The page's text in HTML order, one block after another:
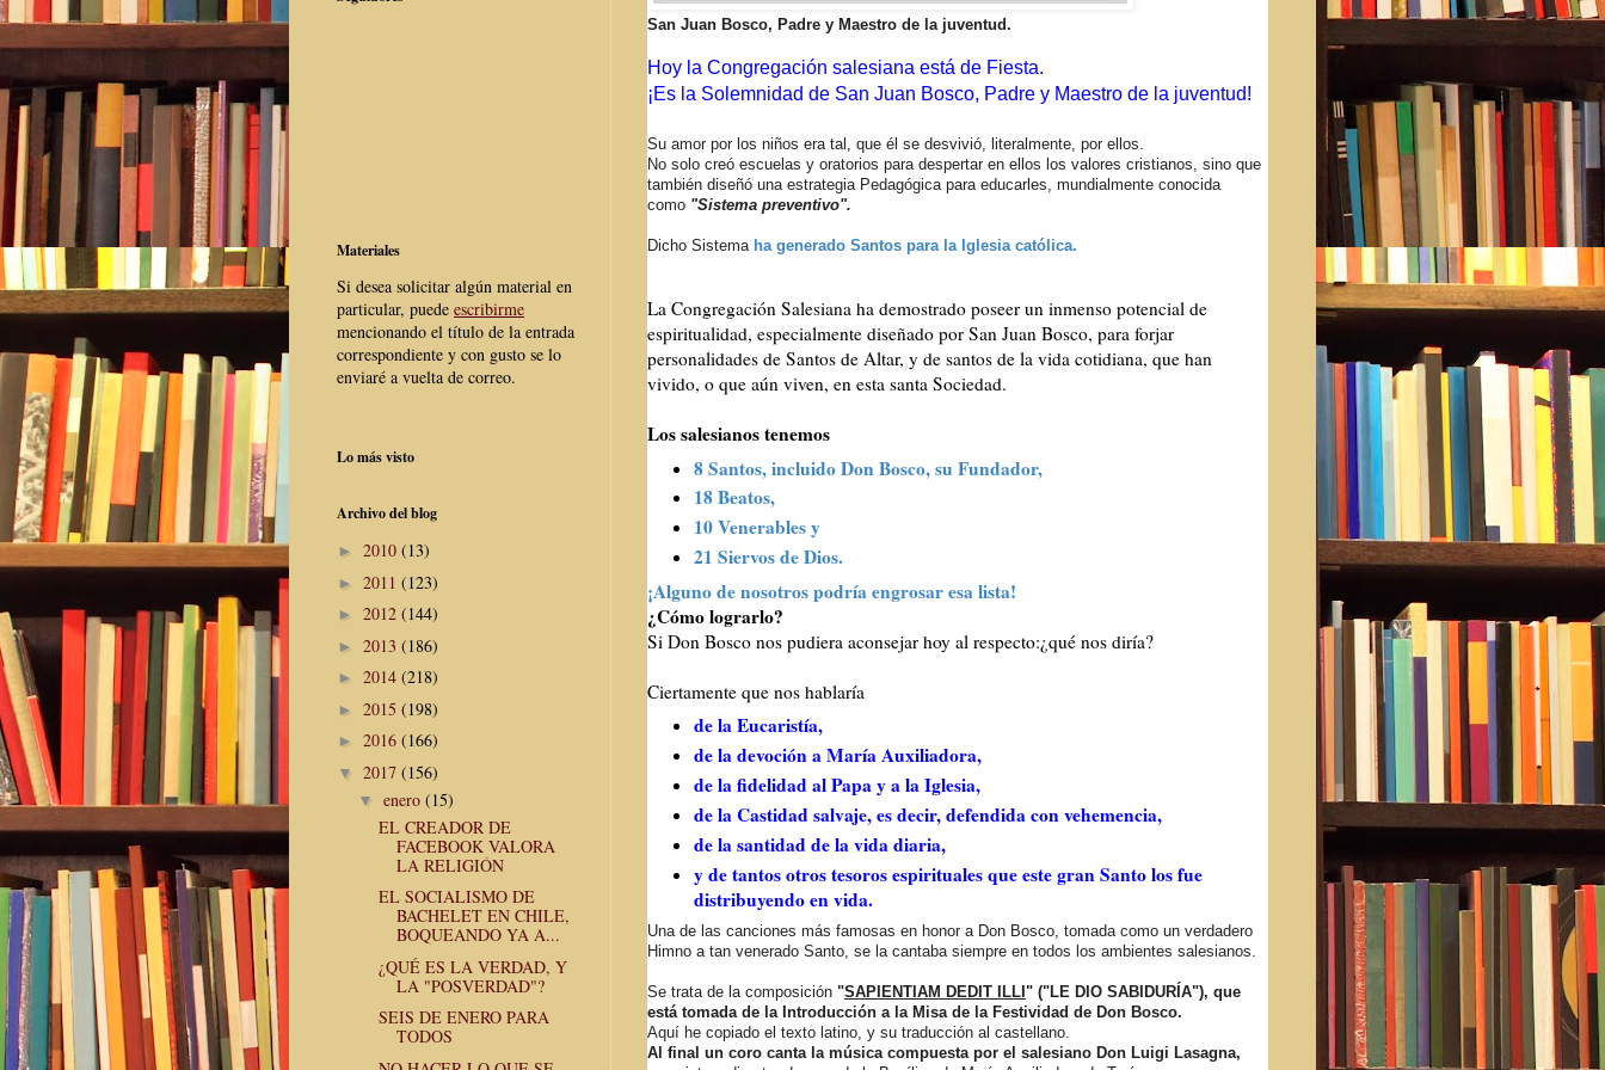
San Juan Bosco, Padre y Maestro de la juventud.
Hoy la Congregación salesiana está de Fiesta.
¡Es la Solemnidad de San Juan Bosco, Padre y Maestro de la juventud!
Su amor por los niños era tal, que él se desvivió, literalmente, por ellos.
No solo creó escuelas y oratorios para despertar en ellos los valores cristianos, sino que
también diseñó una estrategia Pedagógica para educarles, mundialmente conocida
como "Sistema preventivo".
Dicho Sistema ha generado Santos para la Iglesia católica.
La Congregación Salesiana ha demostrado poseer un inmenso potencial de
espiritualidad, especialmente diseñado por San Juan Bosco, para forjar
personalidades de Santos de Altar, y de santos de la vida cotidiana, que han
vivido, o que aún viven, en esta santa Sociedad.
Los salesianos tenemos
8 Santos, incluido Don Bosco, su Fundador,
18 Beatos,
10 Venerables y
21 Siervos de Dios.
¡Alguno de nosotros podría engrosar esa lista!
¿Cómo lograrlo?
Si Don Bosco nos pudiera aconsejar hoy al respecto:¿qué nos diría?
Ciertamente que nos hablaría
de la Eucaristía,
de la devoción a María Auxiliadora,
de la fidelidad al Papa y a la Iglesia,
de la Castidad salvaje, es decir, defendida con vehemencia,
de la santidad de la vida diaria,
y de tantos otros tesoros espirituales que este gran Santo los fue
distribuyendo en vida.
Una de las canciones más famosas en honor a Don Bosco, tomada como un verdadero
Himno a tan venerado Santo, se la cantaba siempre en todos los ambientes salesianos.
Se trata de la composición "SAPIENTIAM DEDIT ILLI " ("LE DIO SABIDURÍA"), que
está tomada de la Introducción a la Misa de la Festividad de Don Bosco.
Aquí he copiado el texto latino, y su traducción al castellano.
Al final un coro canta la música compuesta por el salesiano Don Luigi Lasagna,
Materiales
Si desea solicitar algún material en
particular, puede escribirme
mencionando el título de la entrada
correspondiente y con gusto se lo
enviaré a vuelta de correo.
Lo más visto
Archivo del blog
► 2010 (13)
► 2011 (123)
► 2012 (144)
► 2013 (186)
► 2014 (218)
► 2015 (198)
► 2016 (166)
▼ 2017 (156)
▼ enero (15)
EL CREADOR DE
FACEBOOK VALORA
LA RELIGIÓN
EL SOCIALISMO DE
BACHELET EN CHILE,
BOQUEANDO YA A...
¿QUÉ ES LA VERDAD, Y
LA "POSVERDAD"?
SEIS DE ENERO PARA
TODOS